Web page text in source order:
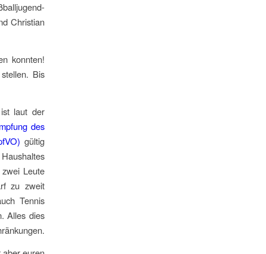
Christian
konnten!
Bis
laut der
des
gültig
Leute
zu zweit
Tennis
Alles dies